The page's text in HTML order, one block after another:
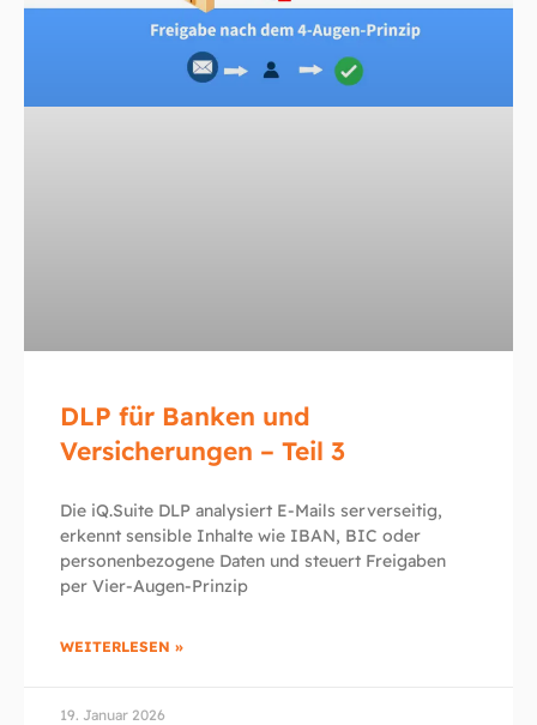
DLP für Banken und
Versicherungen – Teil 3
Die iQ.Suite DLP analysiert E-Mails serverseitig,
erkennt sensible Inhalte wie IBAN, BIC oder
personenbezogene Daten und steuert Freigaben
per Vier-Augen-Prinzip
WEITERLESEN »
19. Januar 2026